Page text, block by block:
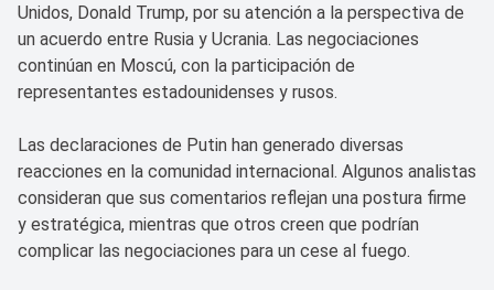
Unidos, Donald Trump, por su atención a la perspectiva de
un acuerdo entre Rusia y Ucrania. Las negociaciones
continúan en Moscú, con la participación de
representantes estadounidenses y rusos.
Las declaraciones de Putin han generado diversas
reacciones en la comunidad internacional. Algunos analistas
consideran que sus comentarios reflejan una postura firme
y estratégica, mientras que otros creen que podrían
complicar las negociaciones para un cese al fuego.